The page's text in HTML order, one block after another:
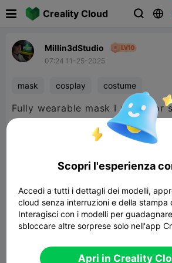
Creality Cloud  
Millin3dStudio
07:24 11-25-2025
mask cosplay costume
Fully wearable mask I made for
used about 400grams of filament.
Scopri l'esperienza
Accedi a tutti i dettagli dei modelli,
cloud senza interruzioni e della stampa
Interagisci con i modelli per
sbloccare altre sorprese solo nell'app
Apri in Creality